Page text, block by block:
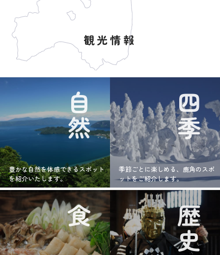
観光情報
自然
豊かな自然を体感できるスポット
を紹介いたします。
四季
季節ごとに楽しめる、鹿角のスポ
ットをご紹介します。
食 歴史